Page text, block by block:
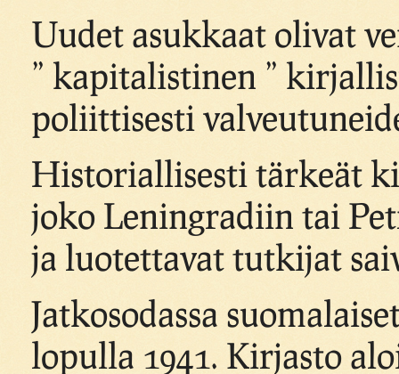
Uudet asukkaat olivat
” kapitalistinen ”
poliittisesti
Historiallisesti tärkeät
joko Leningradiin tai
ja luotettavat tutkijat
Jatkosodassa
lopulla 1941. Kirjasto